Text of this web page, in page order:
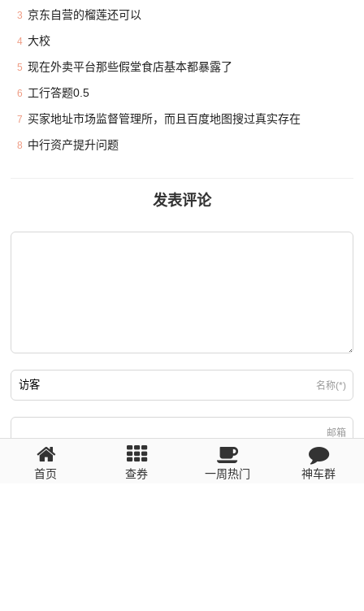
3 京东自营的榴莲还可以
4 大校
5 现在外卖平台那些假堂食店基本都暴露了
6 工行答题0.5
7 买家地址市场监督管理所，而且百度地图搜过真实存在
8 中行资产提升问题
发表评论
名称(*)
邮箱
回复需填写必要信息
首页 查券 一周热门 神车群